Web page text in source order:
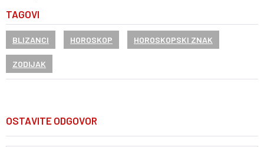
TAGOVI
BLIZANCI HOROSKOP HOROSKOPSKI ZNAK
ZODIJAK
OSTAVITE ODGOVOR